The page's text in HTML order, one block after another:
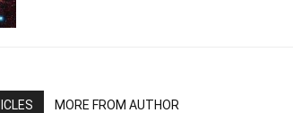
MORE FROM AUTHOR